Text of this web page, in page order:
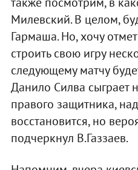
Милевский. В целом,
Гармаша. Но, хочу
строить свою игру
следующему матчу
Данило Силва сыграет
правого защитника,
восстановится, но
подчеркнул В.Газзаев.